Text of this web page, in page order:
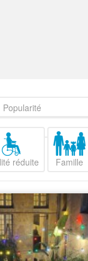
Popularité
réduite Famille